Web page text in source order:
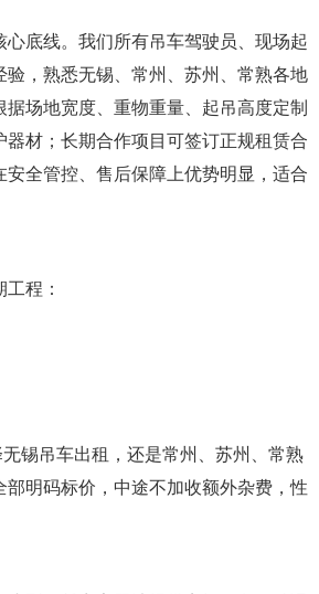
底线。我们所有吊车驾驶员、现场起
，熟悉无锡、常州、苏州、常熟各地
场地宽度、重物重量、起吊高度定制
材；长期合作项目可签订正规租赁合
全管控、售后保障上优势明显，适合
程：
锡吊车出租，还是常州、苏州、常熟
明码标价，中途不加收额外杂费，性